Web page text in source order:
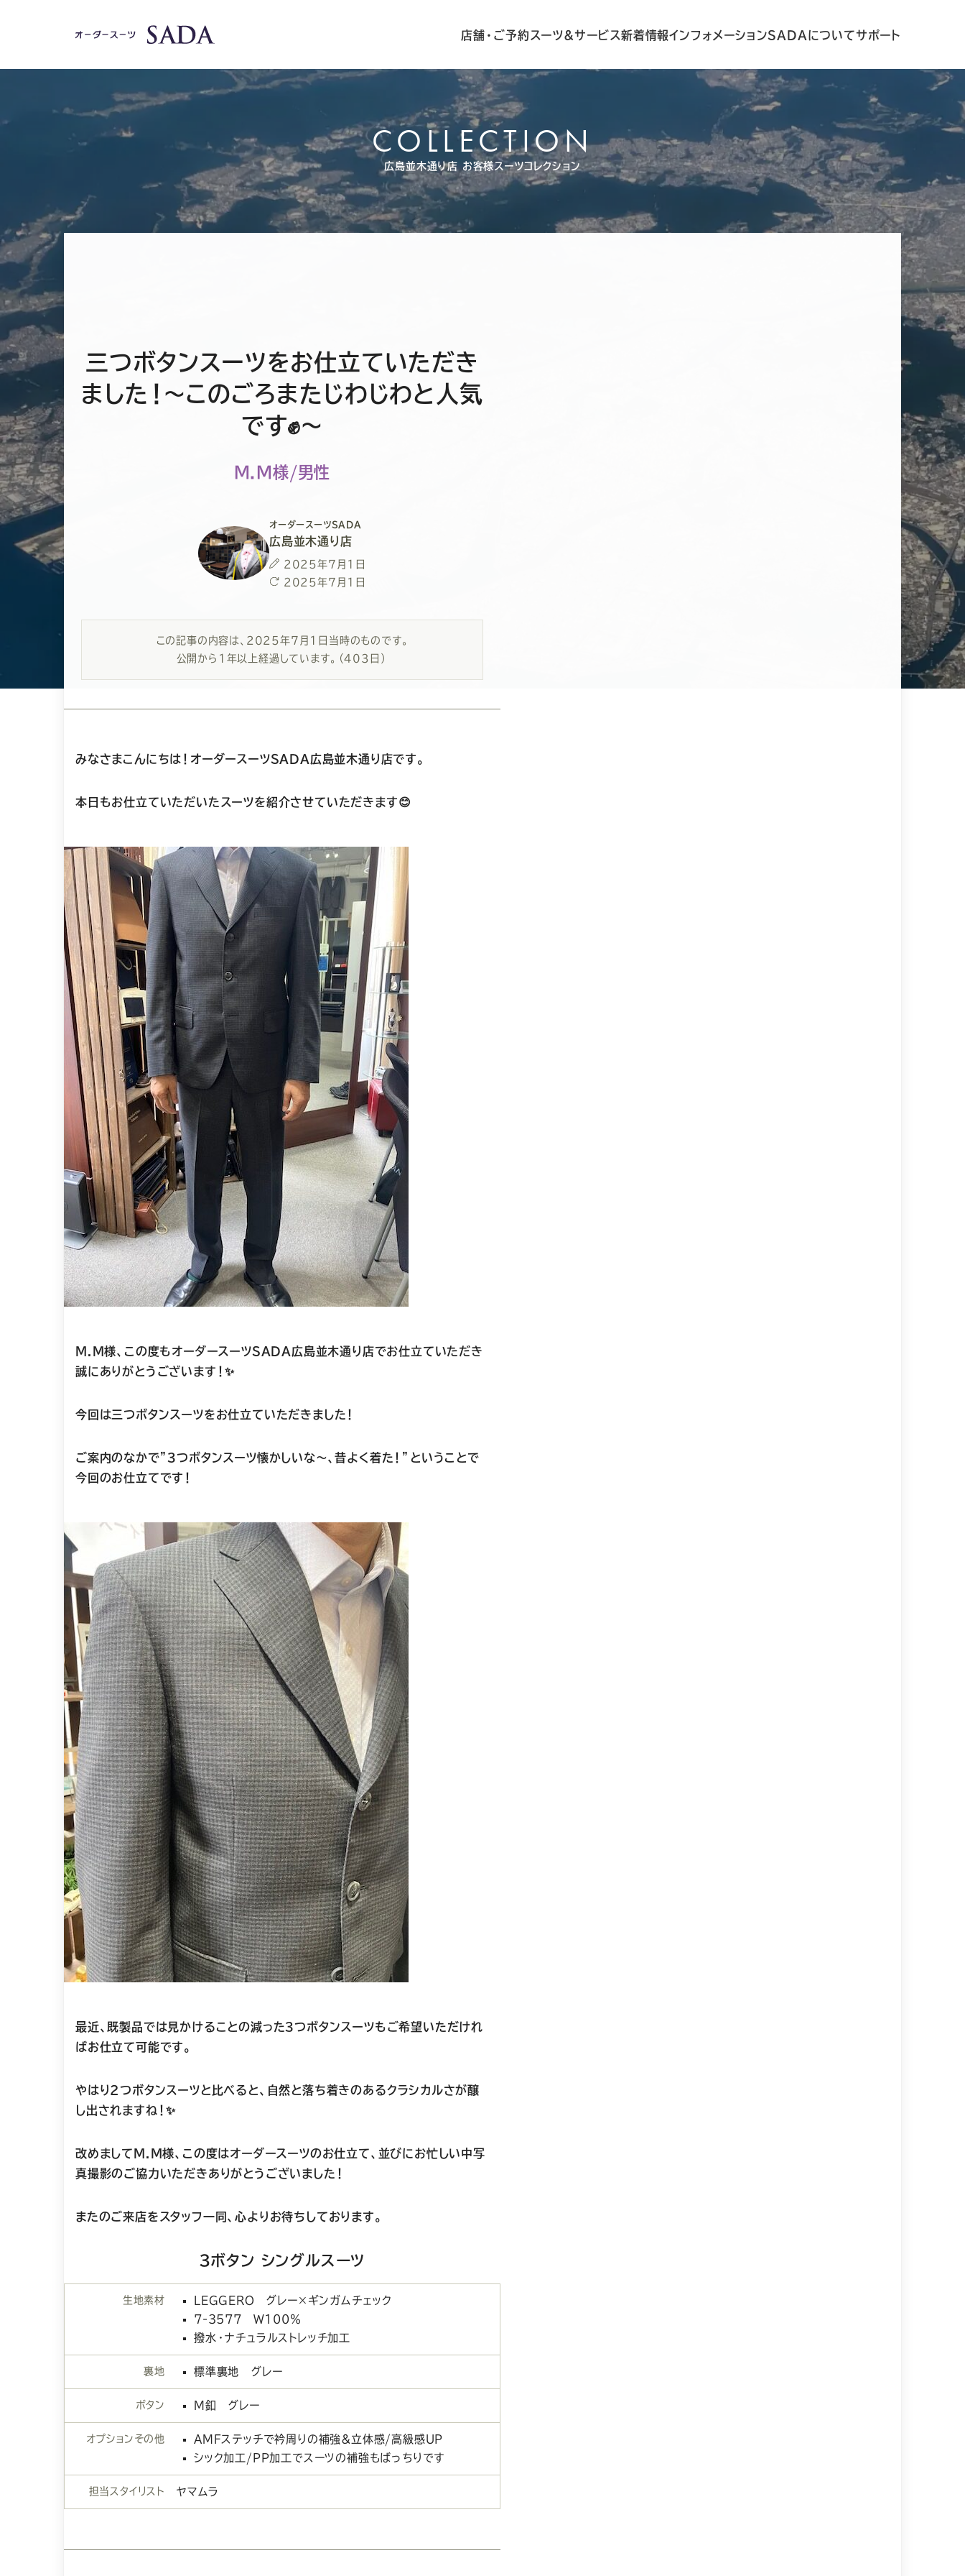
店舗・ご予約 スーツ&サービス新着情報インフォメーションSADAについてサポート
COLLECTION
広島並木通り店 お客様スーツコレクション
三つボタンスーツをお仕立ていただき
ました！～このごろまたじわじわと人気
です✊～
M.M様/男性
オーダースーツSADA
広島並木通り店
投
稿
2025年7月1日
最
更
新
日
2025年7月1日
この記事の内容は、 2025年7月1日当時のものです。
公開から1年以上経過しています。
（403日）
みなさまこんにちは！オーダースーツSADA広島並木通り店です。
本日もお仕立ていただいたスーツを紹介させていただきます😊
M.M様、この度もオーダースーツSADA広島並木通り店でお仕立ていただき
誠にありがとうございます！✨
今回は三つボタンスーツをお仕立ていただきました！
ご案内のなかで”３つボタンスーツ懐かしいな～、昔よく着た！”ということで
今回のお仕立てです！
最近、既製品では見かけることの減った３つボタンスーツもご希望いただけれ
ばお仕立て可能です。
やはり2つボタンスーツと比べると、自然と落ち着きのあるクラシカルさが醸
し出されますね！✨
改めましてM.M様、 この度はオーダースーツのお仕立て、並びにお忙しい中写
真撮影のご協力いただきありがとうございました！
またのご来店をスタッフ一同、心よりお待ちしております。
3ボタン シングルスーツ
生地素材
LEGGERO グレー×ギンガムチェック
7-3577 W100％
撥水・ナチュラルストレッチ加工
裏地 標準裏地 グレー
ボタン M釦 グレー
オプションその他
AMFステッチで衿周りの補強＆立体感/高級感UP
シック加工/PP加工でスーツの補強もばっちりです
担当スタイリスト ヤマムラ